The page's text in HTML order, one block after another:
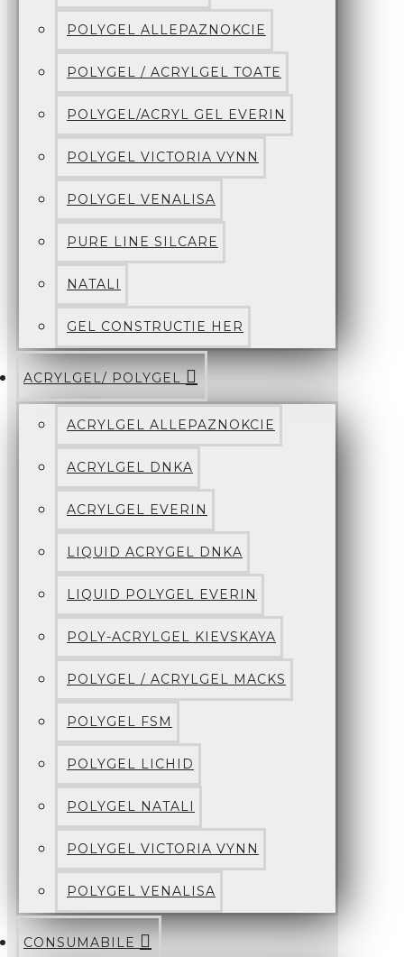
POLYGEL ALLEPAZNOKCIE
POLYGEL / ACRYLGEL TOATE
POLYGEL/ACRYL GEL EVERIN
POLYGEL VICTORIA VYNN
POLYGEL VENALISA
PURE LINE SILCARE
NATALI
GEL CONSTRUCTIE HER
ACRYLGEL/ POLYGEL
ACRYLGEL ALLEPAZNOKCIE
ACRYLGEL DNKA
ACRYLGEL EVERIN
LIQUID ACRYGEL DNKA
LIQUID POLYGEL EVERIN
POLY-ACRYLGEL KIEVSKAYA
POLYGEL / ACRYLGEL MACKS
POLYGEL FSM
POLYGEL LICHID
POLYGEL NATALI
POLYGEL VICTORIA VYNN
POLYGEL VENALISA
CONSUMABILE